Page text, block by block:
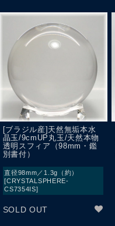
[ブラジル産]天然無垢本水
晶玉/9cmUP丸玉/天然本物
透明スフィア（98mm・鑑
別書付）
直径98mm／1.3g（約）
[CRYSTALSPHERE-
CS7354IS]
SOLD OUT